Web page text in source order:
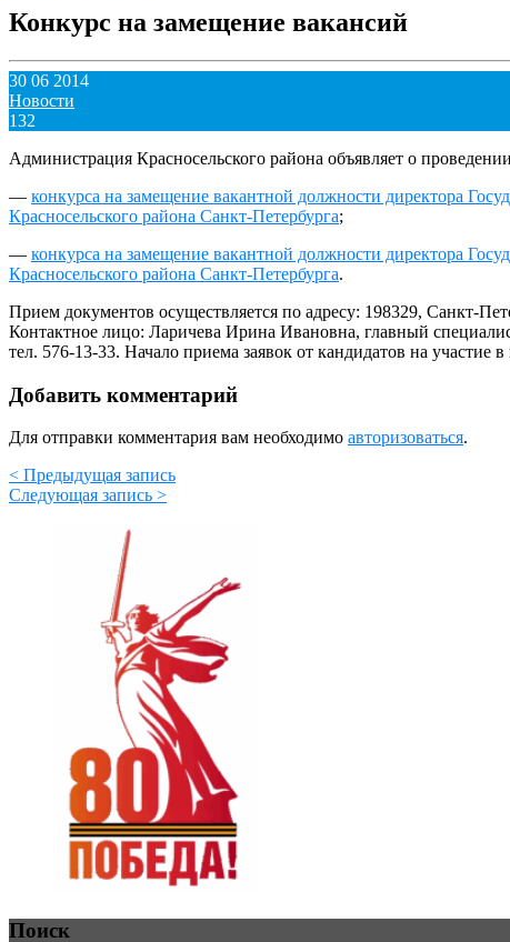
Конкурс на замещение вакансий
30 06 2014
Новости
132
Администрация Красносельского района объявляет о
— конкурса на замещение вакантной должности директора
Красносельского района Санкт-Петербурга;
— конкурса на замещение вакантной должности директора
Красносельского района Санкт-Петербурга.
Прием документов осуществляется по адресу: 198329, Санкт-
Контактное лицо: Ларичева Ирина Ивановна, главный
тел. 576-13-33. Начало приема заявок от кандидатов на
Добавить комментарий
Для отправки комментария вам необходимо авторизоваться.
< Предыдущая запись
Следующая запись >
Поиск